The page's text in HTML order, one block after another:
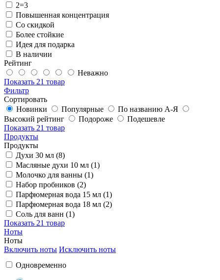
2=3
Повышенная концентрация
Со скидкой
Более стойкие
Идея для подарка
В наличии
Рейтинг
Неважно
Показать 21 товар
Фильтр
Сортировать
Новинки
Популярные
По названию А-Я
Высокий рейтинг
Подороже
Подешевле
Показать 21 товар
Продукты
Продукты
Духи 30 мл (8)
Масляные духи 10 мл (1)
Молочко для ванны (1)
Набор пробников (2)
Парфюмерная вода 15 мл (1)
Парфюмерная вода 18 мл (2)
Соль для ванн (1)
Показать 21 товар
Ноты
Ноты
Включить ноты Исключить ноты
Одновременно